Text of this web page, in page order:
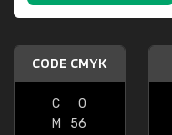
CODE CMYK
C
0
M
56